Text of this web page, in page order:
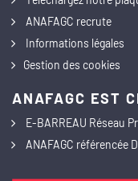
ANAFAGC recrute
Informations légales
Gestion des cookies
ANAFAGC EST
E-BARREAU Réseau
ANAFAGC référencée